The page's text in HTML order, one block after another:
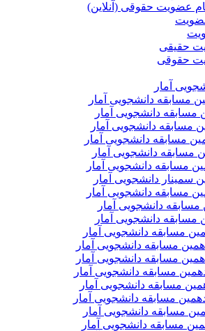
عضویت حقوقی (آنلاین)
حقیقی
حقوقی
آمار
مسابقه دانشجویی آمار
مسابقه دانشجویی آمار
مسابقه دانشجویی آمار
مسابقه دانشجویی آمار
مسابقه دانشجویی آمار
مسابقه دانشجویی آمار
سمینار دانشجویی آمار
مسابقه دانشجویی آمار
مسابقه دانشجویی آمار
مسابقه دانشجویی آمار
مسابقه دانشجویی آمار
مسابقه دانشجویی آمار
مسابقه دانشجویی آمار
مسابقه دانشجویی آمار
مسابقه دانشجویی آمار
مسابقه دانشجویی آمار
مسابقه دانشجویی آمار
مسابقه دانشجویی آمار